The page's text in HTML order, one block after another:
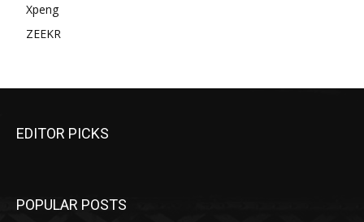
Xpeng
ZEEKR
EDITOR PICKS
POPULAR POSTS